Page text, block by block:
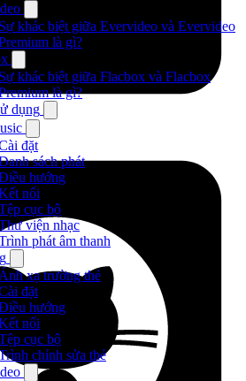
Sự khác biệt giữa Evervideo và Evervideo
là gì?
Sự khác biệt giữa Flacbox và Flacbox
là gì?
dụng
đặt
sách phát
hướng
nối
cục bộ
viện nhạc
phát âm thanh
Ánh xạ trường thẻ
đặt
hướng
nối
cục bộ
chỉnh sửa thẻ